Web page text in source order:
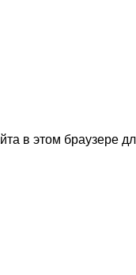
в этом браузере